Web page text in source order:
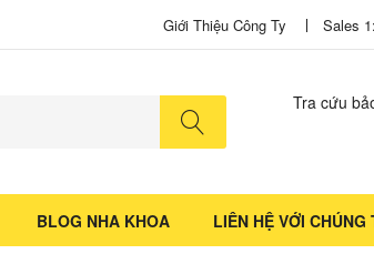
Giới Thiệu Công Ty Sales
Tra cứu
BLOG NHA KHOA LIÊN HỆ VỚI CHÚNG